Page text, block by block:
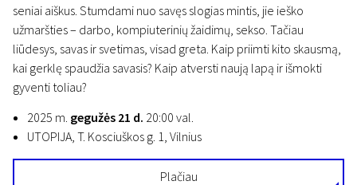
seniai aiškus. Stumdami nuo savęs slogias mintis, jie ieško
užmaršties – darbo, kompiuterinių žaidimų, sekso. Tačiau
liūdesys, savas ir svetimas, visad greta. Kaip priimti kito skausmą,
kai gerklę spaudžia savasis? Kaip atversti naują lapą ir išmokti
gyventi toliau?
2025 m. gegužės 21 d. 20:00 val.
UTOPIJA, T. Kosciuškos g. 1, Vilnius
Plačiau